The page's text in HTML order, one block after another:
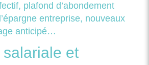
plafond d’abondement
entreprise, nouveaux
anticipé…
et